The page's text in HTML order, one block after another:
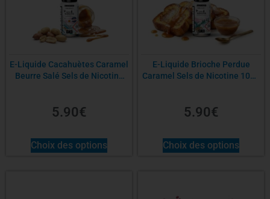
E-Liquide Cacahuètes Caramel
Beurre Salé Sels de Nicotine
5.90€
Choix des options
E-Liquide Brioche Perdue
Caramel Sels de Nicotine 10ml
5.90€
Choix des options